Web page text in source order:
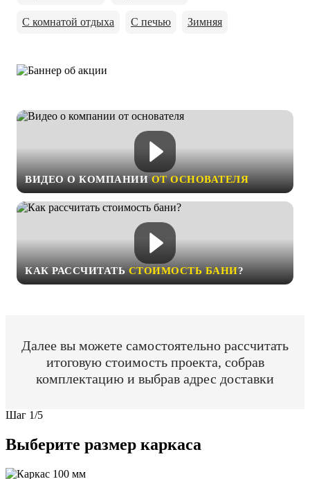
С комнатой отдыха С печью Зимняя
ВИДЕО О КОМПАНИИОТ ОСНОВАТЕЛЯ
КАК РАССЧИТАТЬСТОИМОСТЬ БАНИ?
Далее вы можете самостоятельно рассчитать
итоговую стоимость проекта, собрав
комплектацию и выбрав адрес доставки
Шаг 1/5
Выберите размер каркаса